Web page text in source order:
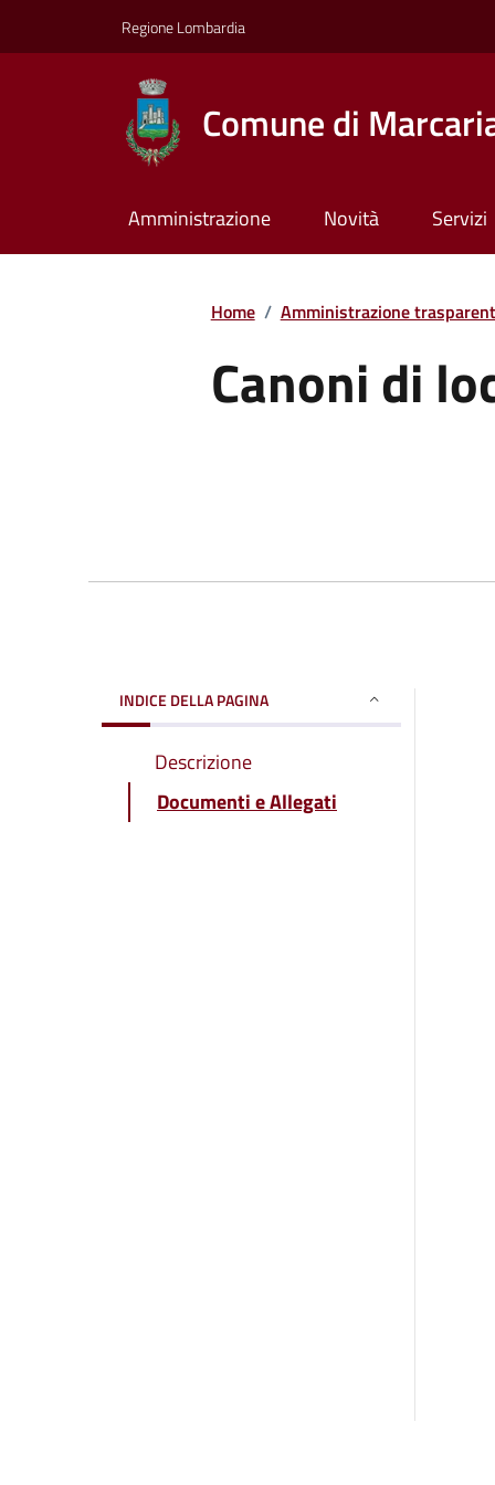
Regione Lombardia
Comune di
Amministrazione Novità Servizi
Home / Amministrazione
Canoni di
INDICE DELLA PAGINA
Descrizione
Documenti e Allegati